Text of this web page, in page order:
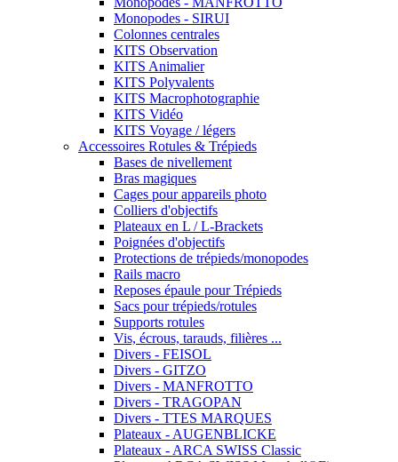
Monopodes - SIRUI
Colonnes centrales
KITS Observation
KITS Animalier
KITS Polyvalents
KITS Macrophotographie
KITS Vidéo
KITS Voyage / légers
Accessoires Rotules & Trépieds
Bases de nivellement
Bras magiques
Cages pour appareils photo
Colliers d'objectifs
Plateaux en L / L-Brackets
Poignées d'objectifs
Protections de trépieds/monopodes
Rails macro
Reposes épaule pour Trépieds
Sacs pour trépieds/rotules
Supports rotules
Vis, écrous, tarauds, filières ...
Divers - FEISOL
Divers - GITZO
Divers - MANFROTTO
Divers - TRAGOPAN
Divers - TTES MARQUES
Plateaux - AUGENBLICKE
Plateaux - ARCA SWISS Classic